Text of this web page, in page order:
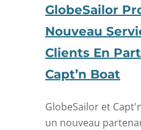
GlobeSailor
Nouveau
Clients En
Capt’n Boat
GlobeSailor et
un nouveau